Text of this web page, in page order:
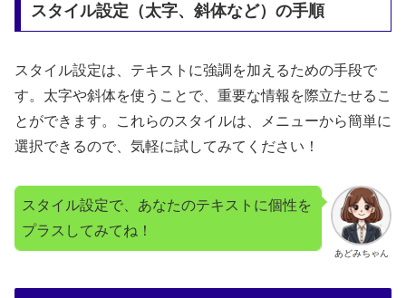
スタイル設定（太字、斜体など）の手順
スタイル設定は、テキストに強調を加えるための手段で
す。太字や斜体を使うことで、重要な情報を際立たせるこ
とができます。これらのスタイルは、メニューから簡単に
選択できるので、気軽に試してみてください！
あどみちゃん
スタイル設定で、あなたのテキストに個性を
プラスしてみてね！